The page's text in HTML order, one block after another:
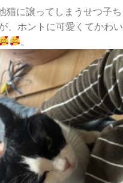
猫に譲ってしまうせつ子ち
、ホントに可愛くてかわい
。